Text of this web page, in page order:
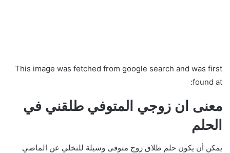
This image was fetched from google search and was first
found at:
معنى ان زوجي المتوفي طلقني في
الحلم
يمكن أن يكون حلم طلاق زوج متوفى وسيلة للتخلي عن الماضي